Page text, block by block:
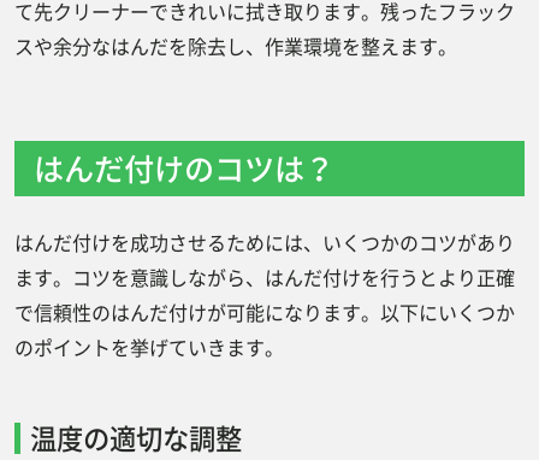
て先クリーナーできれいに拭き取ります。残ったフラック
スや余分なはんだを除去し、作業環境を整えます。
はんだ付けのコツは？
はんだ付けを成功させるためには、いくつかのコツがあり
ます。コツを意識しながら、はんだ付けを行うとより正確
で信頼性のはんだ付けが可能になります。以下にいくつか
のポイントを挙げていきます。
温度の適切な調整